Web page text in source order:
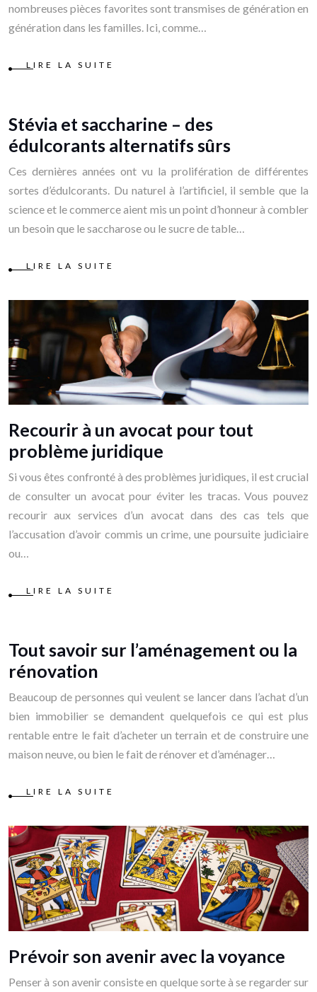
nombreuses pièces favorites sont transmises de génération en
génération dans les familles. Ici, comme…
LIRE LA SUITE
Stévia et saccharine – des
édulcorants alternatifs sûrs
Ces dernières années ont vu la prolifération de différentes
sortes d’édulcorants. Du naturel à l’artificiel, il semble que la
science et le commerce aient mis un point d’honneur à combler
un besoin que le saccharose ou le sucre de table…
LIRE LA SUITE
Recourir à un avocat pour tout
problème juridique
Si vous êtes confronté à des problèmes juridiques, il est crucial
de consulter un avocat pour éviter les tracas. Vous pouvez
recourir aux services d’un avocat dans des cas tels que
l’accusation d’avoir commis un crime, une poursuite judiciaire
ou…
LIRE LA SUITE
Tout savoir sur l’aménagement ou la
rénovation
Beaucoup de personnes qui veulent se lancer dans l’achat d’un
bien immobilier se demandent quelquefois ce qui est plus
rentable entre le fait d’acheter un terrain et de construire une
maison neuve, ou bien le fait de rénover et d’aménager…
LIRE LA SUITE
Prévoir son avenir avec la voyance
Penser à son avenir consiste en quelque sorte à se regarder sur